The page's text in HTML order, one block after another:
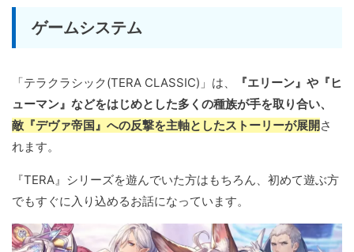
ゲームシステム
「テラクラシック(TERA CLASSIC)」は、
『エリーン』や『ヒ
ューマン』などをはじめとした多くの種族が手を取り合い、
敵『デヴァ帝国』への反撃を主軸としたストーリーが展開さ
れます。
『TERA』シリーズを遊んでいた方はもちろん、初めて遊ぶ方
でもすぐに入り込めるお話になっています。